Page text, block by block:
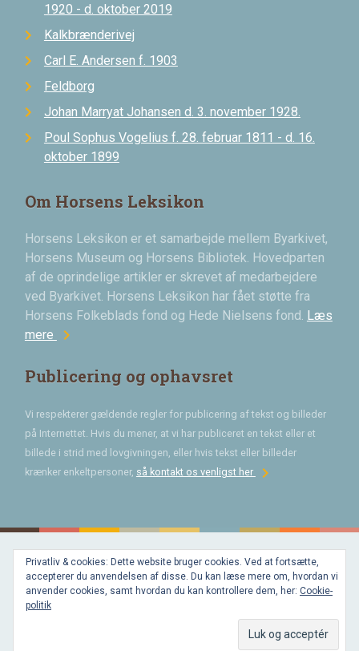
1920 - d. oktober 2019
Kalkbrænderivej
Carl E. Andersen f. 1903
Feldborg
Johan Marryat Johansen d. 3. november 1928.
Poul Sophus Vogelius f. 28. februar 1811 - d. 16.
oktober 1899
Om Horsens Leksikon
Horsens Leksikon er et samarbejde mellem Byarkivet,
Horsens Museum og Horsens Bibliotek. Hovedparten
af de oprindelige artikler er skrevet af medarbejdere
ved Byarkivet. Horsens Leksikon har fået støtte fra
Horsens Folkeblads fond og Hede Nielsens fond. Læs
mere chevron_right
Publicering og ophavsret
Vi respekterer gældende regler for publicering af tekst og billeder
på Internettet. Hvis du mener, at vi har publiceret en tekst eller et
billede i strid med lovgivningen, eller hvis tekst eller billeder
krænker enkeltpersoner, så kontakt os venligst herchevron_right
Bygget med
WordPressog
favoriteaf
Privatliv & cookies: Dette website bruger cookies. Ved at fortsætte,
accepterer du anvendelsen af disse. Du kan læse mere om, hvordan vi
anvender cookies, samt hvordan du kan kontrollere dem, her: Cookie-
politik